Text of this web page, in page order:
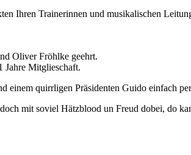
Ihren Trainerinnen und musikalischen
Oliver Fröhlke geehrt.
Jahre Mitglieschaft.
einem quirrligen Präsidenten Guido einfach
mit soviel Hätzblood un Freud dobei, do